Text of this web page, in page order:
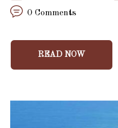
0 Comments
READ NOW